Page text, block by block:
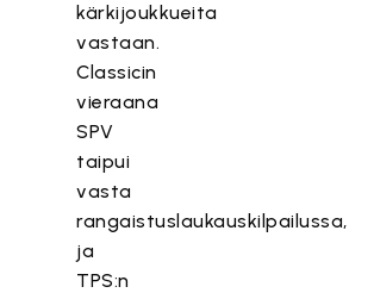
kärkijoukkueita
vastaan.
Classicin
vieraana
SPV
taipui
vasta
rangaistuslaukauskilpailussa,
ja
TPS:n